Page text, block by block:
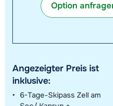
Option
Angezeigter Preis ist
inklusive:
6-Tage-Skipass Zell am